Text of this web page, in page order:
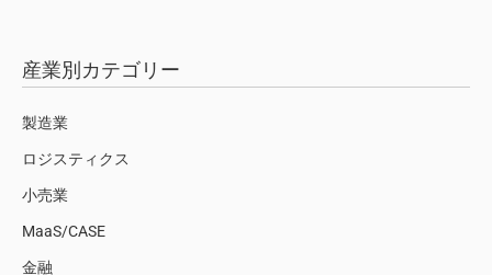
産業別カテゴリー
製造業
ロジスティクス
小売業
MaaS/CASE
金融